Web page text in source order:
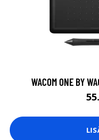
WACOM ONE BY